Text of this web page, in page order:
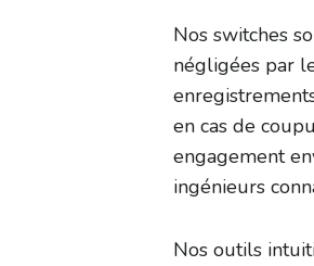
Nos switches
négligées par
en cas de
engagement
ingénieurs
Nos outils